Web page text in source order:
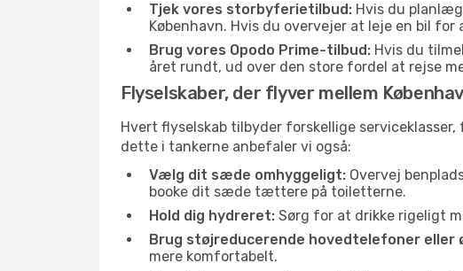
Tjek vores storbyferietilbud: Hvis du
København. Hvis du overvejer at leje en bil
Brug vores Opodo Prime-tilbud: Hvis du
året rundt, ud over den store fordel at rejse
Flyselskaber, der flyver mellem
Hvert flyselskab tilbyder forskellige
dette i tankerne anbefaler vi også:
Vælg dit sæde omhyggeligt: Overvej
booke dit sæde tættere på toiletterne.
Hold dig hydreret: Sørg for at drikke rigeligt
Brug støjreducerende hovedtelefoner eller
mere komfortabelt.